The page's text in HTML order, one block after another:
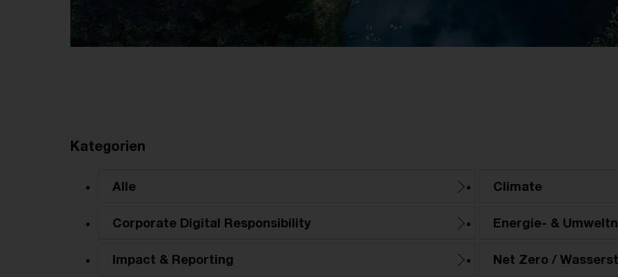
Kategorien
Alle Climate
Corporate Digital Responsibility Energie- &
Impact & Reporting Net Zero /